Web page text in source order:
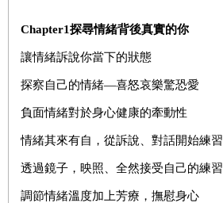
Chapter1探尋情緒背後真實的你
讓情緒訴說你當下的狀態
探察自己的情緒—喜怒哀樂驚恐愛
負面情緒對於身心健康的牽動性
情緒其來有自，從訴說、對話開始練習
透過鏡子，映照、全然接受自己的練習
調節情緒溫度加上芳療，撫慰身心